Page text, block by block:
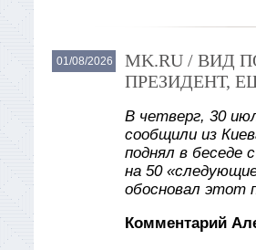
01/08/2026
MK.RU / ВИД
ПРЕЗИДЕНТ,
В четверг, 30
сообщили из
поднял в беседе
на 50
обосновал этот
Комментарий